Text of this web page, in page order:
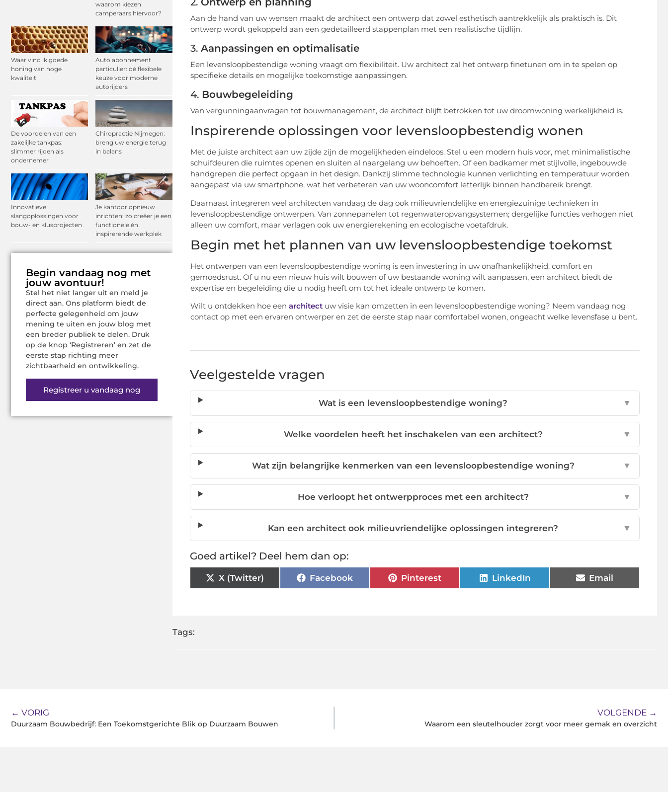
waarom kiezen
camperaars hiervoor?
Waar vind ik goede
honing van hoge
kwaliteit
Auto abonnement
particulier: dé flexibele
keuze voor moderne
autorijders
De voordelen van een
zakelijke tankpas:
slimmer rijden als
ondernemer
Chiropractie Nijmegen:
breng uw energie terug
in balans
Innovatieve
slangoplossingen voor
bouw- en klusprojecten
Je kantoor opnieuw
inrichten: zo creëer je een
functionele én
inspirerende werkplek
Begin vandaag nog met
jouw avontuur!
Stel het niet langer uit en meld je
direct aan. Ons platform biedt de
perfecte gelegenheid om jouw
mening te uiten en jouw blog met
een breder publiek te delen. Druk
op de knop ‘Registreren’ en zet de
eerste stap richting meer
zichtbaarheid en ontwikkeling.
Registreer u vandaag nog
Aan de hand van uw wensen maakt de architect een ontwerp dat zowel esthetisch aantrekkelijk als praktisch is. Dit
ontwerp wordt gekoppeld aan een gedetailleerd stappenplan met een realistische tijdlijn.
3. Aanpassingen en optimalisatie
Een levensloopbestendige woning vraagt om flexibiliteit. Uw architect zal het ontwerp finetunen om in te spelen op
specifieke details en mogelijke toekomstige aanpassingen.
4. Bouwbegeleiding
Van vergunningaanvragen tot bouwmanagement, de architect blijft betrokken tot uw droomwoning werkelijkheid is.
Inspirerende oplossingen voor levensloopbestendig wonen
Met de juiste architect aan uw zijde zijn de mogelijkheden eindeloos. Stel u een modern huis voor, met minimalistische
schuifdeuren die ruimtes openen en sluiten al naargelang uw behoeften. Of een badkamer met stijlvolle, ingebouwde
handgrepen die perfect opgaan in het design. Dankzij slimme technologie kunnen verlichting en temperatuur worden
aangepast via uw smartphone, wat het verbeteren van uw wooncomfort letterlijk binnen handbereik brengt.
Daarnaast integreren veel architecten vandaag de dag ook milieuvriendelijke en energiezuinige technieken in
levensloopbestendige ontwerpen. Van zonnepanelen tot regenwateropvangsystemen; dergelijke functies verhogen niet
alleen uw comfort, maar verlagen ook uw energierekening en ecologische voetafdruk.
Begin met het plannen van uw levensloopbestendige toekomst
Het ontwerpen van een levensloopbestendige woning is een investering in uw onafhankelijkheid, comfort en
gemoedsrust. Of u nu een nieuw huis wilt bouwen of uw bestaande woning wilt aanpassen, een architect biedt de
expertise en begeleiding die u nodig heeft om tot het ideale ontwerp te komen.
Wilt u ontdekken hoe een architect uw visie kan omzetten in een levensloopbestendige woning? Neem vandaag nog
contact op met een ervaren ontwerper en zet de eerste stap naar comfortabel wonen, ongeacht welke levensfase u bent.
Veelgestelde vragen
Wat is een levensloopbestendige woning? ▼
Welke voordelen heeft het inschakelen van een architect? ▼
Wat zijn belangrijke kenmerken van een levensloopbestendige woning? ▼
Hoe verloopt het ontwerpproces met een architect? ▼
Kan een architect ook milieuvriendelijke oplossingen integreren? ▼
Goed artikel? Deel hem dan op:
X (Twitter) Facebook Pinterest LinkedIn Email
Tags:
← VORIG
Duurzaam Bouwbedrijf: Een Toekomstgerichte Blik op Duurzaam Bouwen
VOLGENDE →
Waarom een sleutelhouder zorgt voor meer gemak en overzicht